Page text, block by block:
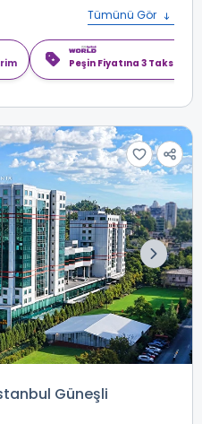
Tümünü Gör
Peşin Fiyatına 3 Taksit
Güneşli